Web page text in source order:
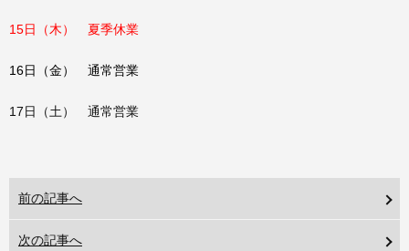
15日（木） 夏季休業
16日（金） 通常営業
17日（土） 通常営業
前の記事へ
次の記事へ